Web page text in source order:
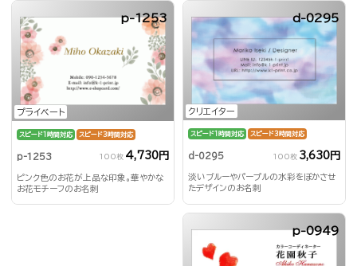
プライベート
p-1253
スピード1時間対応 スピード3時間対応
p-1253 100枚 4,730円
ピンク色のお花が上品な印象。華やかな
お花モチーフのお名刺
クリエイター
d-0295
スピード1時間対応 スピード3時間対応
d-0295 100枚 3,630円
淡いブルーやパープルの水彩をぼかさせ
たデザインのお名刺
p-0949